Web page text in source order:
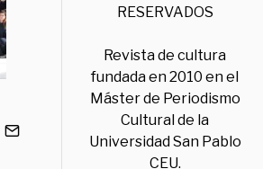
RESERVADOS
Revista de cultura
fundada en 2010 en el
Máster de Periodismo
Cultural de la
Universidad San Pablo
CEU.